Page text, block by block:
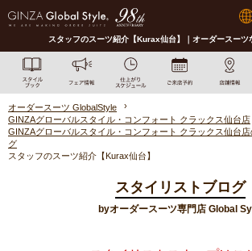
スタッフのスーツ紹介【Kurax仙台】｜オーダースー
オーダースーツ GlobalStyle
GINZAグローバルスタイル・コンフォート クラックス仙台店
GINZAグローバルスタイル・コンフォート クラックス仙台
グ
スタッフのスーツ紹介【Kurax仙台】
スタイリストブログ
byオーダースーツ専門店 Global